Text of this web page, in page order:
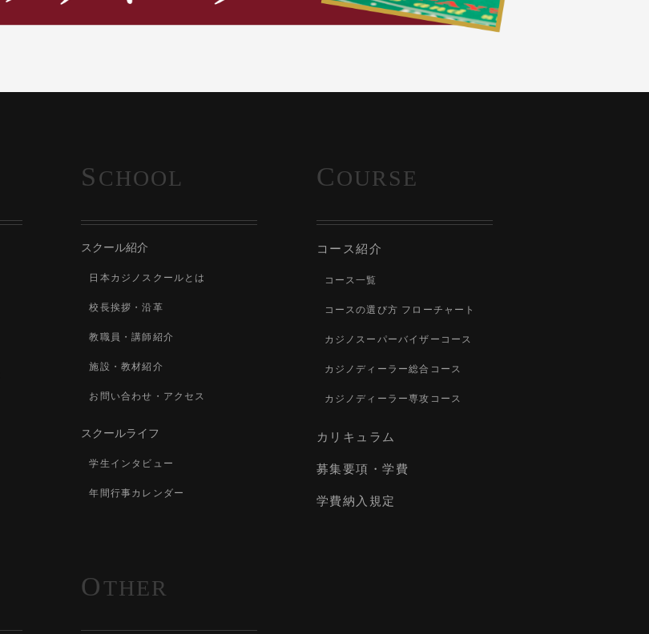
SCHOOL
スクール紹介
日本カジノスクールとは
校長挨拶・沿革
教職員・講師紹介
施設・教材紹介
お問い合わせ・アクセス
スクールライフ
学生インタビュー
年間行事カレンダー
COURSE
コース紹介
コース一覧
コースの選び方 フローチャート
カジノスーパーバイザーコース
カジノディーラー総合コース
カジノディーラー専攻コース
カリキュラム
募集要項・学費
学費納入規定
OTHER